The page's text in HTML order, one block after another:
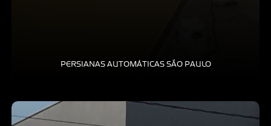
PERSIANAS AUTOMÁTICAS SÃO PAULO